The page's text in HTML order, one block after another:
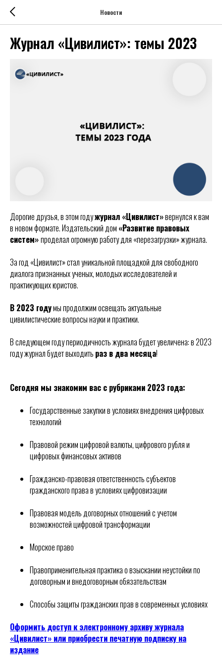
Новости
Журнал «Цивилист»: темы 2023
Дорогие друзья, в этом годужурнал «Цивилист»вернулся к вам
в новом формате. Издательский дом «Развитие правовых
систем»проделал огромную работу для «перезагрузки» журнала.
За год «Цивилист» стал уникальной площадкой для свободного
диалога признанных ученых, молодых исследователей и
практикующих юристов.
В 2023 годумы продолжим освещать актуальные
цивилистические вопросы науки и практики.
В следующем году периодичность журнала будет увеличена: в 2023
году журнал будет выходить раз в два месяца!
Сегодня мы знакомим вас с рубриками 2023 года:
Государственные закупки в условиях внедрения цифровых
технологий
Правовой режим цифровой валюты, цифрового рубля и
цифровых финансовых активов
Гражданско-правовая ответственность субъектов
гражданского права в условиях цифровизации
Правовая модель договорных отношений с учетом
возможностей цифровой трансформации
Морское право
Правоприменительная практика о взыскании неустойки по
договорным и внедоговорным обязательствам
Способы защиты гражданских прав в современных условиях
Оформить доступ к электронному архиву журнала
«Цивилист» или приобрести печатную подписку на
издание